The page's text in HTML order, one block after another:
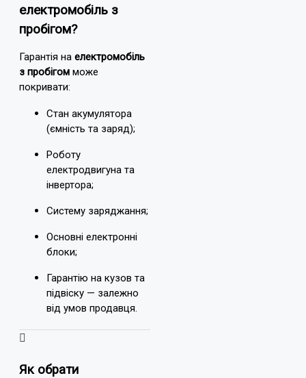
електромобіль з
пробігом?
Гарантія на електромобіль
з пробігом може
покривати:
Стан акумулятора
(ємність та заряд);
Роботу
електродвигуна та
інвертора;
Систему заряджання;
Основні електронні
блоки;
Гарантію на кузов та
підвіску — залежно
від умов продавця.
Як обрати